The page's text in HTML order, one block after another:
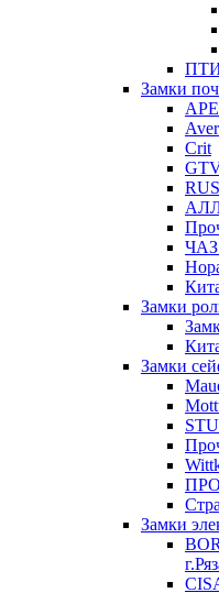
Замки
Crit
ЧАЗ
Замки
Замки
Замки